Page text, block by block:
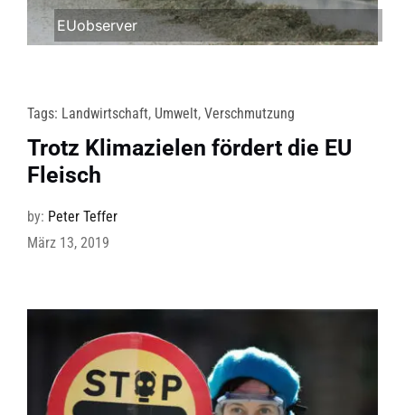
EUobserver
Tags: Landwirtschaft, Umwelt, Verschmutzung
Trotz Klimazielen fördert die EU
Fleisch
by: Peter Teffer
März 13, 2019